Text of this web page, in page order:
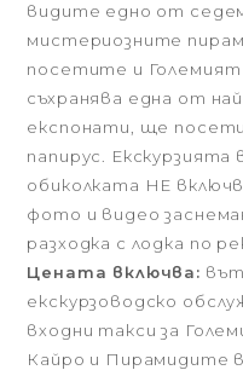
видите едно от
мистериозните
посетите и Големият
съхранява една от
експонати, ще
папирус.
обиколката НЕ
фото и видео
разходка с лодка по
Цената включва:
екскурзоводско
входни такси за
Кайро и Пирамидите в